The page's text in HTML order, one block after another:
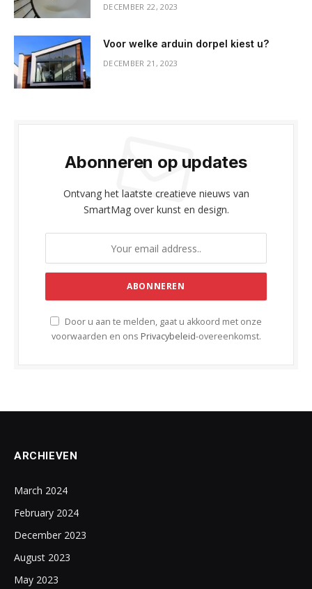
DECEMBER 22, 2023
Voor welke arduin dorpel kiest u?
DECEMBER 21, 2023
Abonneren op updates
Ontvang het laatste creatieve nieuws van
SmartMag over kunst en design.
Door u aan te melden, gaat u akkoord met onze
voorwaarden en ons Privacybeleid-overeenkomst.
ARCHIEVEN
March 2024
February 2024
December 2023
August 2023
May 2023